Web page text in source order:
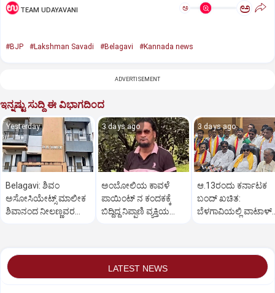
TEAM UDAYAVANI ಅ ಅ
#BJP #Lakshman Savadi #Belagavi #Kannada news
ADVERTISEMENT
ಇನ್ನಷ್ಟು ಸುದ್ದಿ ಈ ವಿಭಾಗದಿಂದ
Yesterday
Belagavi: ಶಿವಂ
ಅಸೋಸಿಯೇಟ್ಸ್ ಮಾಲೀಕ
ಶಿವಾನಂದ ನೀಲಣ್ಣವರ
3 days ago
ಅಂಬೋಲಿಯ ಕಾವಳೆ‌
ಪಾಯಿಂಟ್ ನ ಕಂದಕಕ್ಕೆ
ಬಿದ್ದಿದ್ದ ನಿಪ್ಪಾಣಿ ವ್ಯಕ್ತಿಯ
3 days ago
ಆ.13ರಂದು ಕರ್ನಾಟಕ
ಬಂದ್ ಖಚಿತ:
ಬೆಳಗಾವಿಯಲ್ಲಿ ವಾಟಾಳ್
LATEST NEWS